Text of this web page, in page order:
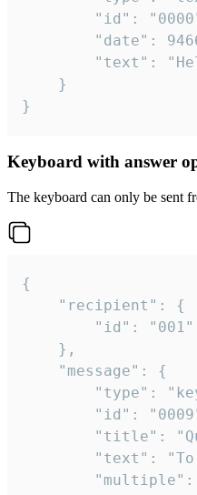
}
Keyboard with answer
The keyboard can only be sent
{